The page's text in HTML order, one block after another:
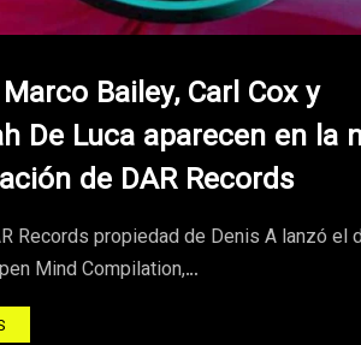
Bailey, Carl Cox y
De Luca aparecen en la
de DAR Records
Records propiedad de Denis A lanzó el
Mind Compilation,…